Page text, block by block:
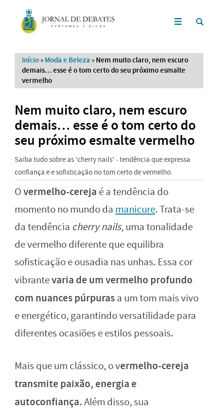
Início » Moda e Beleza » Nem muito claro, nem escuro
demais… esse é o tom certo do seu próximo esmalte
vermelho
Nem muito claro, nem escuro
demais… esse é o tom certo do
seu próximo esmalte vermelho
Saiba tudo sobre as 'cherry nails' - tendência que expressa
confiança e e sofisticação no tom certo de vermelho.
Overmelho-cereja é a tendência do
momento no mundo da manicure. Trata-se
da tendência cherry nails, uma tonalidade
de vermelho diferente que equilibra
sofisticação e ousadia nas unhas. Essa cor
vibrantevaria de um vermelho profundo
com nuances púrpurasa um tom mais vivo
e energético, garantindo versatilidade para
diferentes ocasiões e estilos pessoais.
Mais que um clássico, o vermelho-cereja
transmite paixão, energia e
autoconfiança.Além disso, sua